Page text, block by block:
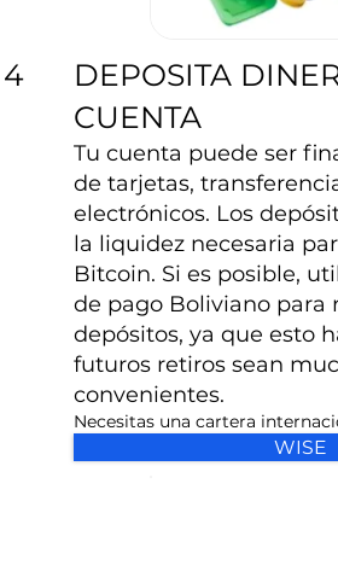
4
DEPOSITA
CUENTA
Tu cuenta puede ser
de tarjetas,
electrónicos. Los
la liquidez necesaria
Bitcoin. Si es posible,
de pago Boliviano para
depósitos, ya que esto
futuros retiros sean
convenientes.
Necesitas una cartera
WISE